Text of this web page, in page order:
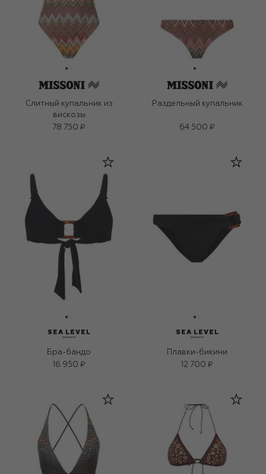
Слитный купальник из
вискозы
78 750 ₽
Раздельный купальник
64 500 ₽
Бра-бандо
16 950 ₽
Плавки-бикини
12 700 ₽